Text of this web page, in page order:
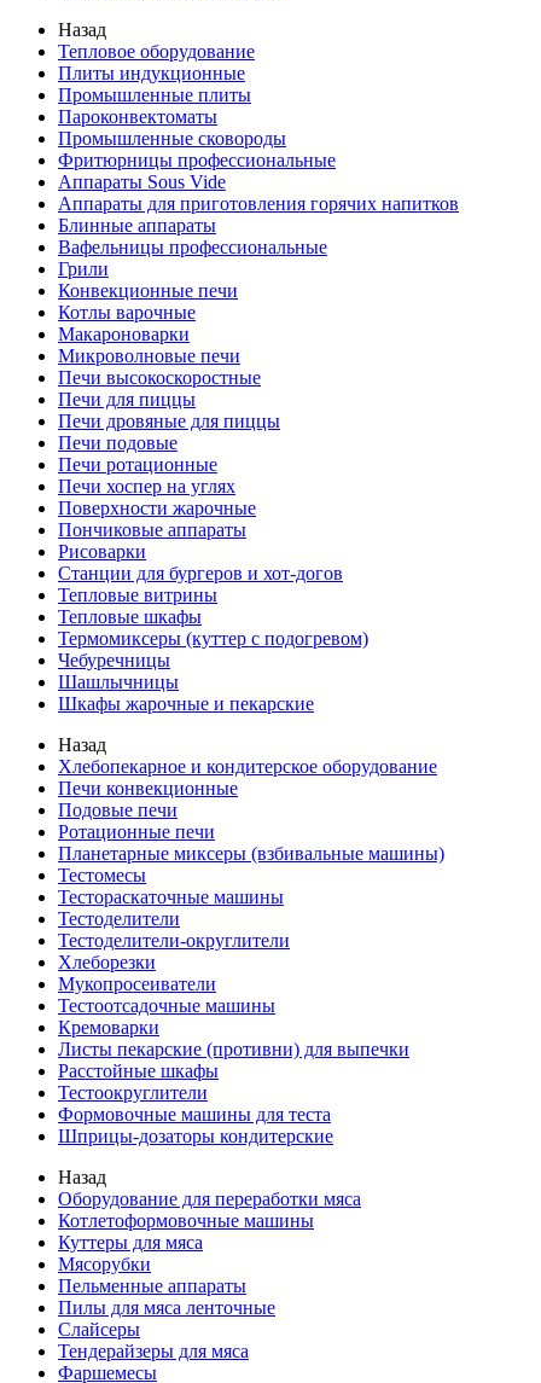
Назад
Тепловое оборудование
Плиты индукционные
Промышленные плиты
Пароконвектоматы
Промышленные сковороды
Фритюрницы профессиональные
Аппараты Sous Vide
Аппараты для приготовления горячих напитков
Блинные аппараты
Вафельницы профессиональные
Грили
Конвекционные печи
Котлы варочные
Макароноварки
Микроволновые печи
Печи высокоскоростные
Печи для пиццы
Печи дровяные для пиццы
Печи подовые
Печи ротационные
Печи хоспер на углях
Поверхности жарочные
Пончиковые аппараты
Рисоварки
Станции для бургеров и хот-догов
Тепловые витрины
Тепловые шкафы
Термомиксеры (куттер с подогревом)
Чебуречницы
Шашлычницы
Шкафы жарочные и пекарские
Назад
Хлебопекарное и кондитерское оборудование
Печи конвекционные
Подовые печи
Ротационные печи
Планетарные миксеры (взбивальные машины)
Тестомесы
Тестораскаточные машины
Тестоделители
Тестоделители-округлители
Хлеборезки
Мукопросеиватели
Тестоотсадочные машины
Кремоварки
Листы пекарские (противни) для выпечки
Расстойные шкафы
Тестоокруглители
Формовочные машины для теста
Шприцы-дозаторы кондитерские
Назад
Оборудование для переработки мяса
Котлетоформовочные машины
Куттеры для мяса
Мясорубки
Пельменные аппараты
Пилы для мяса ленточные
Слайсеры
Тендерайзеры для мяса
Фаршемесы